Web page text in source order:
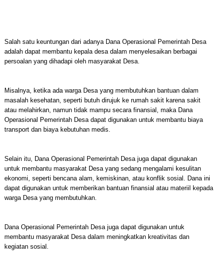
Salah satu keuntungan dari adanya Dana Operasional Pemerintah Desa
adalah dapat membantu kepala desa dalam menyelesaikan berbagai
persoalan yang dihadapi oleh masyarakat Desa.
Misalnya, ketika ada warga Desa yang membutuhkan bantuan dalam
masalah kesehatan, seperti butuh dirujuk ke rumah sakit karena sakit
atau melahirkan, namun tidak mampu secara finansial, maka Dana
Operasional Pemerintah Desa dapat digunakan untuk membantu biaya
transport dan biaya kebutuhan medis.
Selain itu, Dana Operasional Pemerintah Desa juga dapat digunakan
untuk membantu masyarakat Desa yang sedang mengalami kesulitan
ekonomi, seperti bencana alam, kemiskinan, atau konflik sosial. Dana ini
dapat digunakan untuk memberikan bantuan finansial atau materiil kepada
warga Desa yang membutuhkan.
Dana Operasional Pemerintah Desa juga dapat digunakan untuk
membantu masyarakat Desa dalam meningkatkan kreativitas dan
kegiatan sosial.